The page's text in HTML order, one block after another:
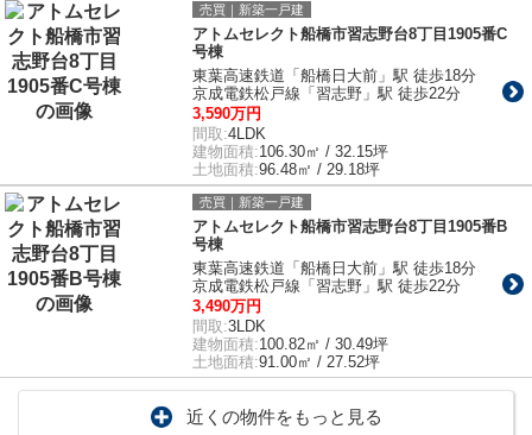
売買｜新築一戸建
アトムセレクト船橋市習志野台8丁目1905番C
号棟
東葉高速鉄道「船橋日大前」駅 徒歩18分
京成電鉄松戸線「習志野」駅 徒歩22分
3,590万円
間取:4LDK
建物面積:106.30㎡ / 32.15坪
土地面積:96.48㎡ / 29.18坪
売買｜新築一戸建
アトムセレクト船橋市習志野台8丁目1905番B
号棟
東葉高速鉄道「船橋日大前」駅 徒歩18分
京成電鉄松戸線「習志野」駅 徒歩22分
3,490万円
間取:3LDK
建物面積:100.82㎡ / 30.49坪
土地面積:91.00㎡ / 27.52坪
近くの物件をもっと見る